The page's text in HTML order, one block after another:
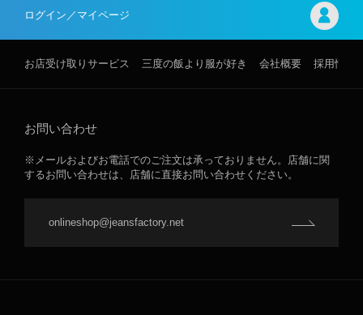
ログイン／マイページ
お店受け取りサービス 三度の飯より服が好き 会社概要 採用情報
お問い合わせ
※メールおよびお電話でのご注文は承っておりません。店舗に関
するお問い合わせは、店舗に直接お問い合わせください。
onlineshop@jeansfactory.net